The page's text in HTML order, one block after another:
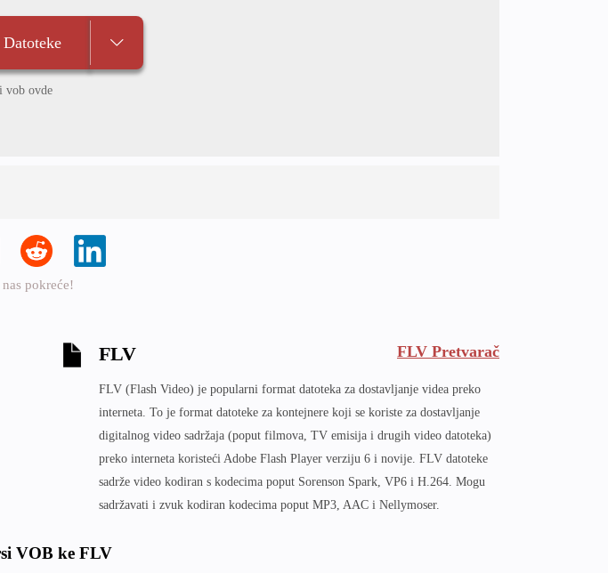
vob ovde
pokreće!
FLV FLV Pretvarač
FLV (Flash Video) je popularni format datoteka za dostavljanje videa preko
interneta. To je format datoteke za kontejnere koji se koriste za dostavljanje
digitalnog video sadržaja (poput filmova, TV emisija i drugih video datoteka)
preko interneta koristeći Adobe Flash Player verziju 6 i novije. FLV datoteke
sadrže video kodiran s kodecima poput Sorenson Spark, VP6 i H.264. Mogu
sadržavati i zvuk kodiran kodecima poput MP3, AAC i Nellymoser.
VOB ke FLV